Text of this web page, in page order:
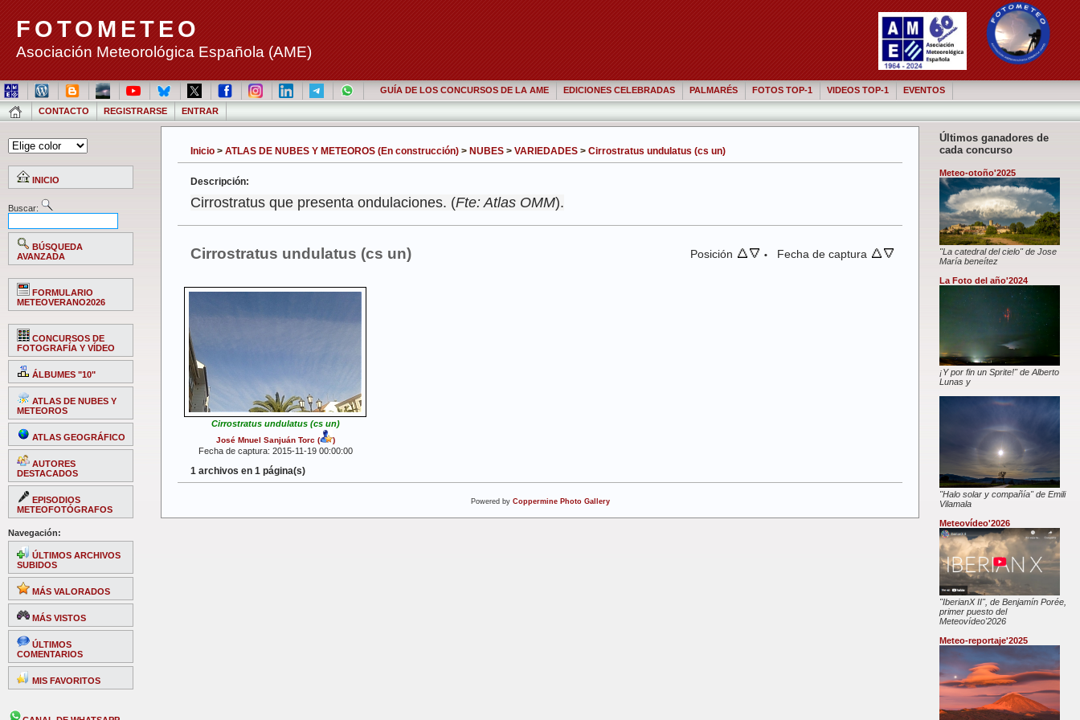
FOTOMETEO
Asociación Meteorológica Española (AME)
GUÍA DE LOS CONCURSOS DE LA AME EDICIONES CELEBRADAS PALMARÉS FOTOS TOP-1 VIDEOS TOP-1 EVENTOS
CONTACTO REGISTRARSE ENTRAR
INICIO
Buscar:
BÚSQUEDA
AVANZADA
FORMULARIO
METEOVERANO2026
CONCURSOS DE
FOTOGRAFÍA Y VÍDEO
ÁLBUMES "10"
ATLAS DE NUBES Y
METEOROS
ATLAS GEOGRÁFICO
AUTORES
DESTACADOS
EPISODIOS
METEOFOTÓGRAFOS
Navegación:
ÚLTIMOS ARCHIVOS
SUBIDOS
MÁS VALORADOS
MÁS VISTOS
ÚLTIMOS
COMENTARIOS
MIS FAVORITOS
Últimos ganadores de
cada concurso
Meteo-otoño'2025
"La catedral del cielo" de Jose
María beneítez
La Foto del año'2024
¡Y por fin un Sprite!" de Alberto
Lunas y
"Halo solar y compañía" de Emili
Vilamala
Meteovídeo'2026
"IberianX II", de Benjamín Porée,
primer puesto del
Meteovídeo'2026
Meteo-reportaje'2025
Inicio > ATLAS DE NUBES Y METEOROS (En construcción) > NUBES > VARIEDADES > Cirrostratus undulatus (cs un)
Descripción:
Cirrostratus que presenta ondulaciones. (Fte: Atlas OMM).
Cirrostratus undulatus (cs un) Posición • Fecha de captura
Cirrostratus undulatus (cs un)
José Mnuel Sanjuán Torc ( )
Fecha de captura: 2015-11-19 00:00:00
1 archivos en 1 página(s)
Powered by Coppermine Photo Gallery